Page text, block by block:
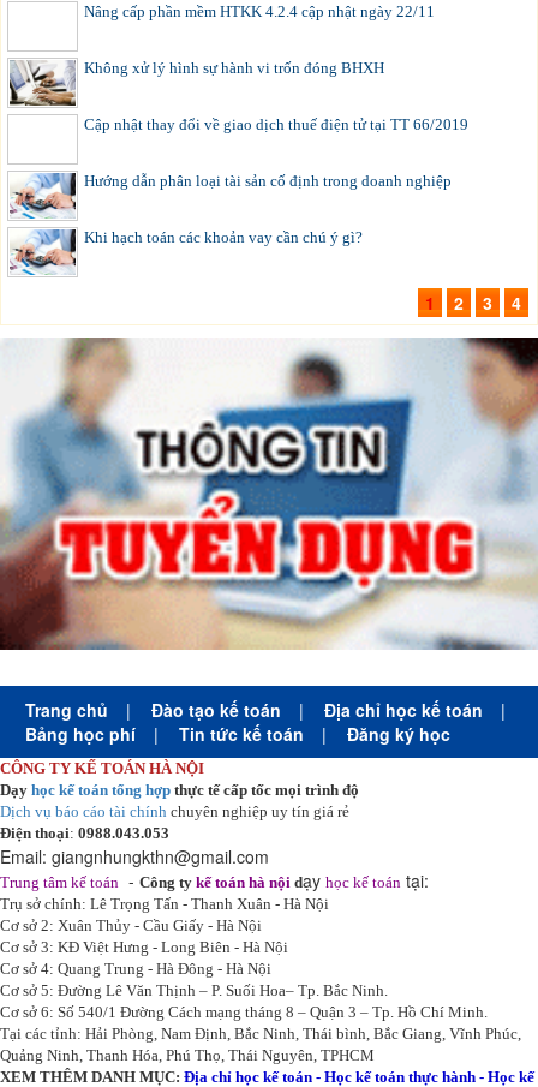
Nâng cấp phần mềm HTKK 4.2.4 cập nhật ngày 22/11
Không xử lý hình sự hành vi trốn đóng BHXH
Cập nhật thay đổi về giao dịch thuế điện tử tại TT 66/2019
Hướng dẫn phân loại tài sản cố định trong doanh nghiệp
Khi hạch toán các khoản vay cần chú ý gì?
1 2 3 4
Trang chủ | Đào tạo kế toán | Địa chỉ học kế toán
|
Bảng học phí
| Tin tức kế toán | Đăng ký học
CÔNG TY KẾ TOÁN HÀ NỘI
Dạy học kế toán tổng hợp thực tế cấp tốc mọi trình độ
Dịch vụ báo cáo tài chính chuyên nghiệp uy tín giá rẻ
Điện thoại: 0988.043.053
Email: giangnhungkthn@gmail.com
Trung tâm kế toán - Công ty kế toán hà nội dạy học kế toán tại:
Trụ sở chính: Lê Trọng Tấn - Thanh Xuân - Hà Nội
Cơ sở 2: Xuân Thủy - Cầu Giấy - Hà Nội
Cơ sở 3: KĐ Việt Hưng - Long Biên - Hà Nội
Cơ sở 4: Quang Trung - Hà Đông - Hà Nội
Cơ sở 5: Đường Lê Văn Thịnh – P. Suối Hoa– Tp. Bắc Ninh.
Cơ sở 6: Số 540/1 Đường Cách mạng tháng 8 – Quận 3 – Tp. Hồ Chí Minh.
Tại các tỉnh: Hải Phòng, Nam Định, Bắc Ninh, Thái bình, Bắc Giang, Vĩnh Phúc,
Quảng Ninh, Thanh Hóa, Phú Thọ, Thái Nguyên, TPHCM
XEM THÊM DANH MỤC: Địa chỉ học kế toán - Học kế toán thực hành - Học kế